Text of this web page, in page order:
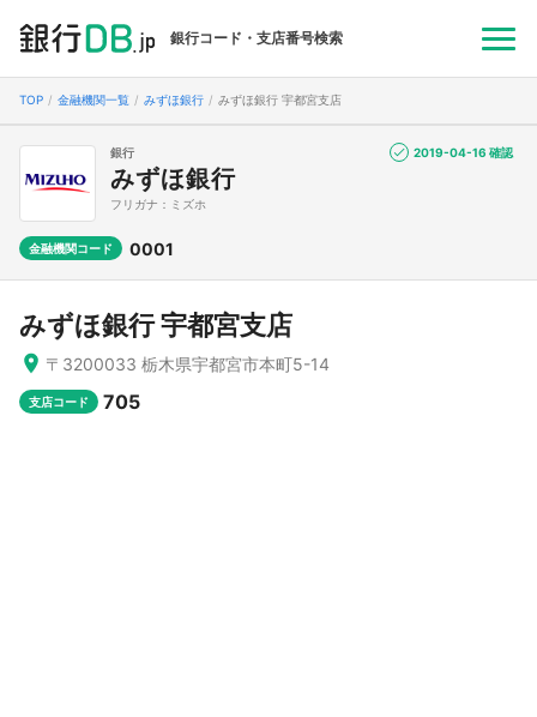
銀行コード・支店番号検索
TOP 金融機関一覧 みずほ銀行 みずほ銀行 宇都宮支店
銀行
みずほ銀行
フリガナ：ミズホ
金融機関コード 0001
2019-04-16 確認
みずほ銀行 宇都宮支店
〒3200033 栃木県宇都宮市本町5-14
支店コード 705